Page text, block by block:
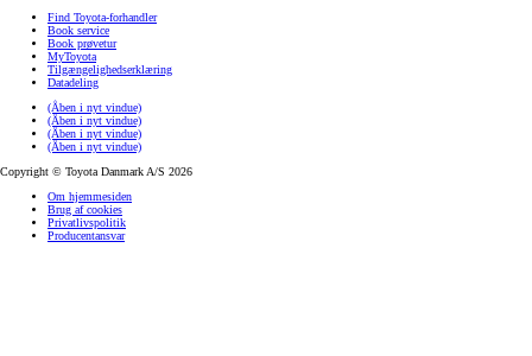
Find Toyota-forhandler
Book service
Book prøvetur
MyToyota
Tilgængelighedserklæring
Datadeling
(Åben i nyt vindue)
(Åben i nyt vindue)
(Åben i nyt vindue)
(Åben i nyt vindue)
Copyright © Toyota Danmark A/S 2026
Om hjemmesiden
Brug af cookies
Privatlivspolitik
Producentansvar